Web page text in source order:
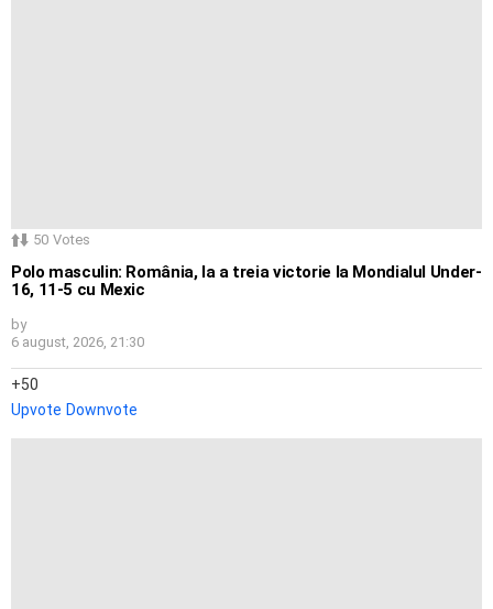
50 Votes
Polo masculin: România, la a treia victorie la Mondialul Under-
16, 11-5 cu Mexic
by
6 august, 2026, 21:30
50
Upvote Downvote